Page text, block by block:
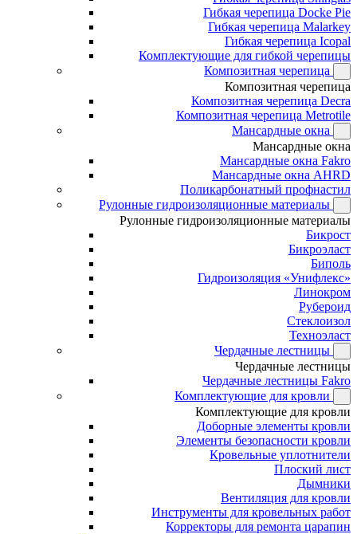
Гибкая черепица Docke Pie
Гибкая черепица Malarkey
Гибкая черепица Icopal
Комплектующие для гибкой черепицы
Композитная черепица
Композитная черепица
Композитная черепица Decra
Композитная черепица Metrotile
Мансардные окна
Мансардные окна
Мансардные окна Fakro
Мансардные окна AHRD
Поликарбонатный профнастил
Рулонные гидроизоляционные материалы
Рулонные гидроизоляционные материалы
Бикрост
Бикроэласт
Биполь
Гидроизоляция «Унифлекс»
Линокром
Рубероид
Стеклоизол
Техноэласт
Чердачные лестницы
Чердачные лестницы
Чердачные лестницы Fakro
Комплектующие для кровли
Комплектующие для кровли
Доборные элементы кровли
Элементы безопасности кровли
Кровельные уплотнители
Плоский лист
Дымники
Вентиляция для кровли
Инструменты для кровельных работ
Корректоры для ремонта царапин